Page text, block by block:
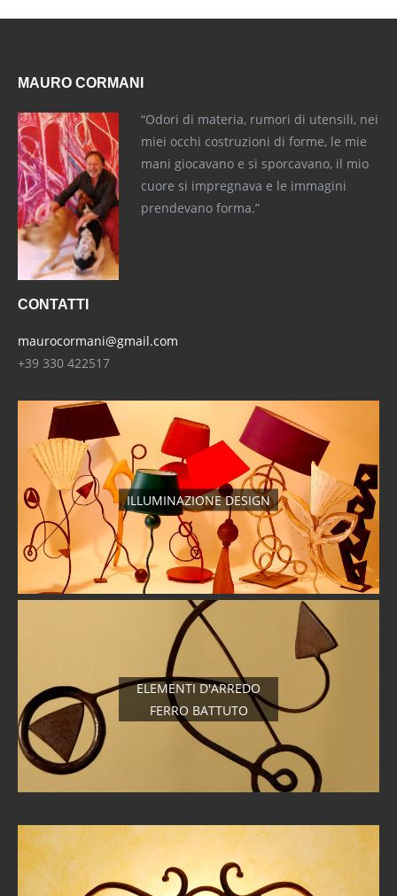
MAURO CORMANI
“Odori di materia, rumori di utensili, nei
miei occhi costruzioni di forme, le mie
mani giocavano e si sporcavano, il mio
cuore si impregnava e le immagini
prendevano forma.”
CONTATTI
maurocormani@gmail.com
+39 330 422517
ILLUMINAZIONE DESIGN
ELEMENTI D'ARREDO
FERRO BATTUTO